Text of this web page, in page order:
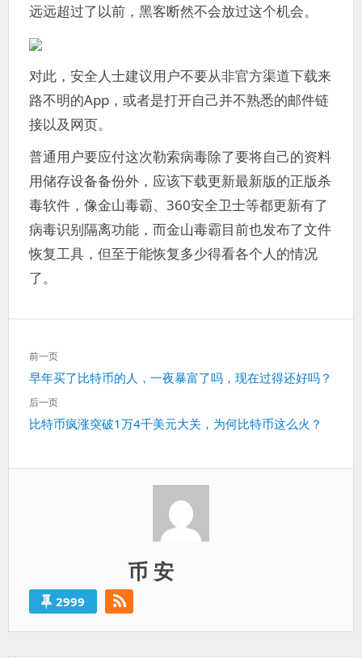
远远超过了以前，黑客断然不会放过这个机会。
对此，安全人士建议用户不要从非官方渠道下载来
路不明的App，或者是打开自己并不熟悉的邮件链
接以及网页。
普通用户要应付这次勒索病毒除了要将自己的资料
用储存设备备份外，应该下载更新最新版的正版杀
毒软件，像金山毒霸、360安全卫士等都更新有了
病毒识别隔离功能，而金山毒霸目前也发布了文件
恢复工具，但至于能恢复多少得看各个人的情况
了。
文
章
导
航
前一页
上
一
篇：
早年买了比特币的人，一夜暴富了吗，现在过得还好吗？
后一页
下
比特币疯涨突破1万4千美元大关，为何比特币这么火？
币 安
2999